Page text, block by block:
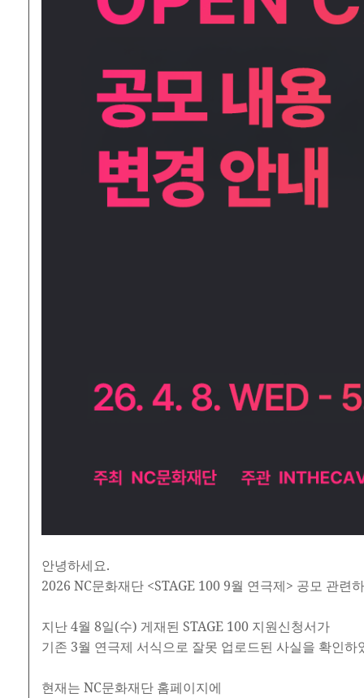
안녕하세요.
2026 NC문화재단 <STAGE 100 9월 연극제> 공모 관련
지난 4월 8일(수) 게재된 STAGE 100 지원신청서가
기존 3월 연극제 서식으로 잘못 업로드된 사실을 확인하
현재는 NC문화재단 홈페이지에